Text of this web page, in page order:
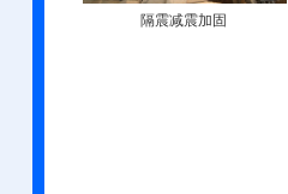
隔震减震加固